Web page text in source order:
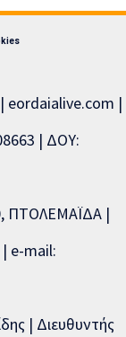
| eordaialive.com |
| ΔΟΥ:
ΠΤΟΛΕΜΑΪΔΑ |
e-mail:
| Διευθυντής